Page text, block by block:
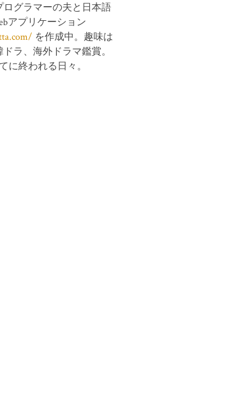
ログラマーの夫と日本語
アプリケーション
を作成中。趣味は
ラ、海外ドラマ鑑賞。
に終われる日々。